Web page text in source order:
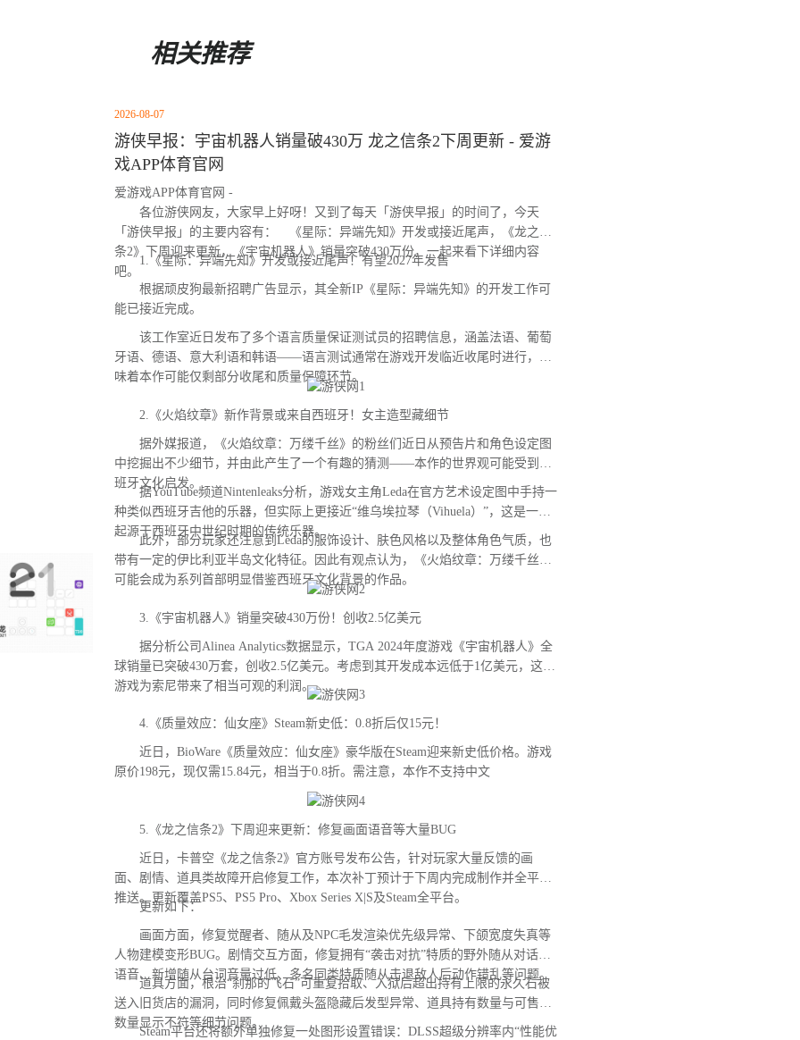
相关推荐
2026-08-07
游侠早报：宇宙机器人销量破430万 龙之信条2下周更新 - 爱游
戏APP体育官网
爱游戏APP体育官网 -
各位游侠网友，大家早上好呀！又到了每天「游侠早报」的时间了，今天
「游侠早报」的主要内容有： 《星际：异端先知》开发或接近尾声，《龙之信
条2》下周迎来更新，《宇宙机器人》销量突破430万份，一起来看下详细内容
吧。
1.《星际：异端先知》开发或接近尾声！有望2027年发售
根据顽皮狗最新招聘广告显示，其全新IP《星际：异端先知》的开发工作可
能已接近完成。
该工作室近日发布了多个语言质量保证测试员的招聘信息，涵盖法语、葡萄
牙语、德语、意大利语和韩语——语言测试通常在游戏开发临近收尾时进行，意
味着本作可能仅剩部分收尾和质量保障环节。
2.《火焰纹章》新作背景或来自西班牙！女主造型藏细节
据外媒报道，《火焰纹章：万缕千丝》的粉丝们近日从预告片和角色设定图
中挖掘出不少细节，并由此产生了一个有趣的猜测——本作的世界观可能受到西
班牙文化启发。
据YouTube频道Nintenleaks分析，游戏女主角Leda在官方艺术设定图中手持一
种类似西班牙吉他的乐器，但实际上更接近“维乌埃拉琴（Vihuela）”，这是一种
起源于西班牙中世纪时期的传统乐器。
此外，部分玩家还注意到Leda的服饰设计、肤色风格以及整体角色气质，也
带有一定的伊比利亚半岛文化特征。因此有观点认为，《火焰纹章：万缕千丝》
可能会成为系列首部明显借鉴西班牙文化背景的作品。
3.《宇宙机器人》销量突破430万份！创收2.5亿美元
据分析公司Alinea Analytics数据显示，TGA 2024年度游戏《宇宙机器人》全
球销量已突破430万套，创收2.5亿美元。考虑到其开发成本远低于1亿美元，这款
游戏为索尼带来了相当可观的利润。
4.《质量效应：仙女座》Steam新史低：0.8折后仅15元！
近日，BioWare《质量效应：仙女座》豪华版在Steam迎来新史低价格。游戏
原价198元，现仅需15.84元，相当于0.8折。需注意，本作不支持中文
5.《龙之信条2》下周迎来更新：修复画面语音等大量BUG
近日，卡普空《龙之信条2》官方账号发布公告，针对玩家大量反馈的画
面、剧情、道具类故障开启修复工作，本次补丁预计于下周内完成制作并全平台
推送。更新覆盖PS5、PS5 Pro、Xbox Series X|S及Steam全平台。
更新如下：
画面方面，修复觉醒者、随从及NPC毛发渲染优先级异常、下颌宽度失真等
人物建模变形BUG。剧情交互方面，修复拥有“袭击对抗”特质的野外随从对话无
语音、新增随从台词音量过低、多名同类特质随从击退敌人后动作错乱等问题。
道具方面，根治“刹那的飞石”可重复拾取、入狱后超出持有上限的永久石被
送入旧货店的漏洞，同时修复佩戴头盔隐藏后发型异常、道具持有数量与可售卖
数量显示不符等细节问题。
Steam平台还将额外单独修复一处图形设置错误：DLSS超级分辨率内“性能优